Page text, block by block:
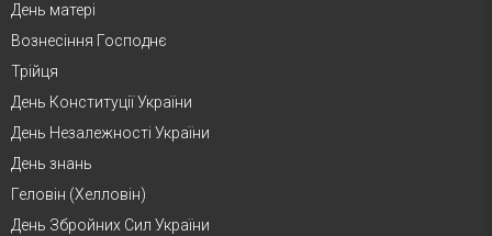
День матері
Вознесіння Господнє
Трійця
День Конституції України
День Незалежності України
День знань
Геловін (Хелловін)
День Збройних Сил України